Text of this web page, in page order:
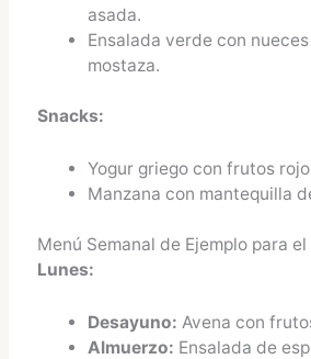
asada.
Ensalada verde con
mostaza.
Snacks:
Yogur griego con frutos
Manzana con mantequilla
Menú Semanal de Ejemplo para el
Lunes:
Desayuno: Avena con
Almuerzo: Ensalada de